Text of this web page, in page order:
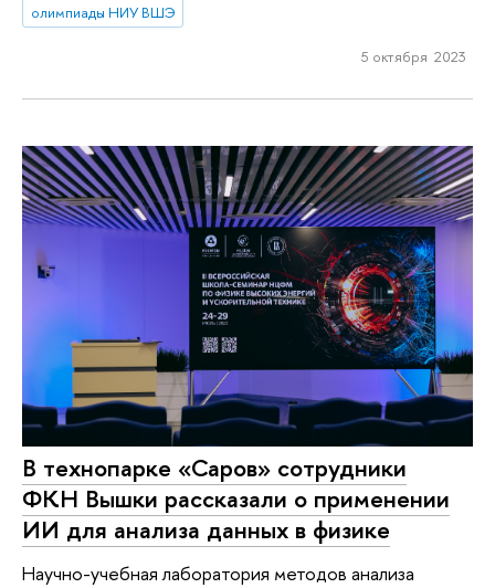
олимпиады НИУ ВШЭ
5 октября 2023
В технопарке «Саров» сотрудники
ФКН Вышки рассказали о применении
ИИ для анализа данных в физике
Научно-учебная лаборатория методов анализа